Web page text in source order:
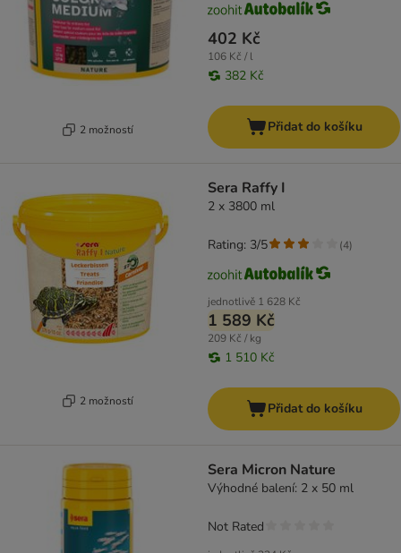
2 možností
402 Kč
106 Kč / l
382 Kč
Přidat do košíku
2 možností
Sera Raffy I
2 x 3800 ml
jednotlivě 1 628 Kč
1 589 Kč
209 Kč / kg
1 510 Kč
Rating: 3/5 (4)
Přidat do košíku
Sera Micron Nature
Výhodné balení: 2 x 50 ml
Not Rated